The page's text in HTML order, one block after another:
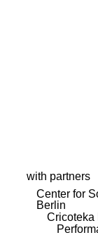
with partners
Center for
Berlin
Cricoteka